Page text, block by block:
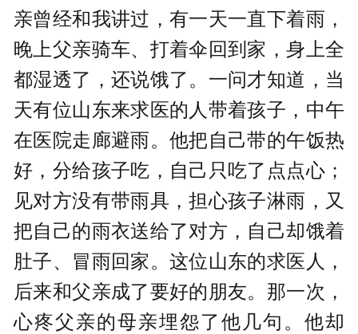
亲曾经和我讲过，有一天一直下着雨，
晚上父亲骑车、打着伞回到家，身上全
都湿透了，还说饿了。一问才知道，当
天有位山东来求医的人带着孩子，中午
在医院走廊避雨。他把自己带的午饭热
好，分给孩子吃，自己只吃了点点心；
见对方没有带雨具，担心孩子淋雨，又
把自己的雨衣送给了对方，自己却饿着
肚子、冒雨回家。这位山东的求医人，
后来和父亲成了要好的朋友。那一次，
心疼父亲的母亲埋怨了他几句。他却